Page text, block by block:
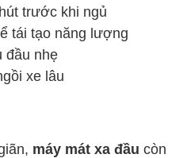
trước khi ngủ
tái tạo năng lượng
đầu nhẹ
xe lâu
máy mát xa đầu còn